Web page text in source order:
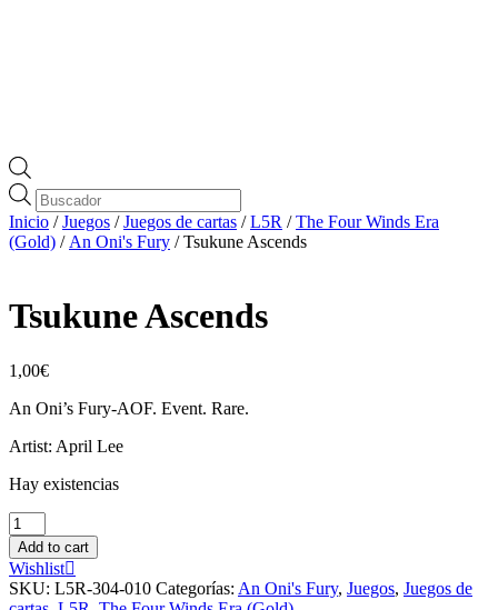
Búsqueda
de
productos
Inicio /Juegos /Juegos de cartas /L5R /The Four Winds Era
(Gold) / An Oni's Fury / Tsukune Ascends
Tsukune Ascends
1,00€
An Oni’s Fury-AOF. Event. Rare.
Artist: April Lee
Hay existencias
Tsukune
Ascends
cantidad
Add to cart
Wishlist
SKU: L5R-304-010 Categorías: An Oni's Fury, Juegos, Juegos de